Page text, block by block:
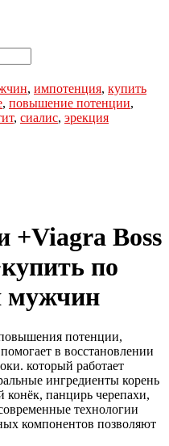
, импотенция, купить
, повышение потенции,
, сиалис, эрекция
+Viagra Boss
по
мужчин
потенции,
в восстановлении
который работает
ингредиенты корень
панцирь черепахи,
технологии
компонентов позволяют